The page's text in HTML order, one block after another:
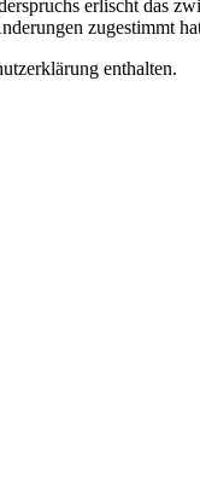
erlischt das
zugestimmt
enthalten.